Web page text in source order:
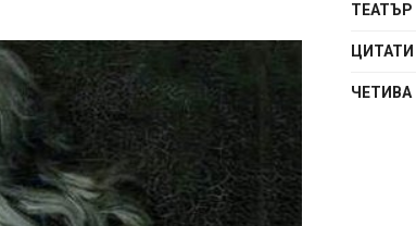
ТЕАТЪР
ЦИТАТИ
ЧЕТИВА